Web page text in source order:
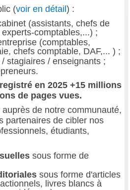
(voir en détail) :
(assistants, chefs de
comptables,...) ;
(comptables,
chefs comptable, DAF,... ) ;
stagiaires / enseignants ;
en 2025 +15 millions
de pages vues.
de notre communauté,
partenaires de cibler nos
étudiants,
sous forme de
sous forme d'articles
livres blancs à